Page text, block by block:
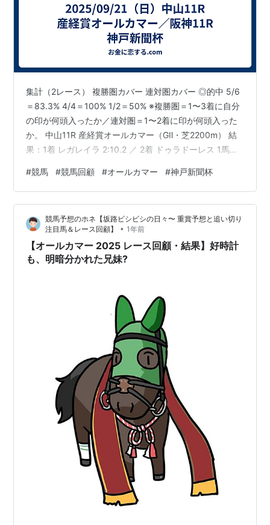
2007年9月
23日
中山 芝
2200
マツリダゴッホ
牡
4
中山 芝
マツリダゴッホ
回
27日
2200
6
弘
第56
2010年9月
26日
中山 芝
2200
シンゲン
牡
7
藤田伸
二
第57
2011年9月
中山 芝
アーネストリー
牡
佐藤哲
集計（2レース） 複勝圏カバー 連対圏カバー ◎的中 5/6
＝83.3% 4/4＝100% 1/2＝50% ※複勝圏＝1〜3着に自分
の印が何頭入ったか／連対圏＝1〜2着に印が何頭入った
か。 中山11R 産経賞オールカマー（GⅡ・芝2200m） 結
果：1着 レガレイラ 2:10.2 ／ 2着 ドゥラドーレス 1馬身
（netkeiba） 払戻（主な） 単勝 4：330円／馬連 4-9：
680円／3連複 4-7-9：1,970円／3連単 4-9-7：7,740円
あなたの印と結果照合 ◎ コスモキュランダ … 8着 ◯ レ
ガレイラ … 1着 ▲ ド…
#競馬 #競馬回顧 #オールカマー #神戸新聞杯
競馬予想のホネ【坂路ビシビシの日々〜 重賞予想と追い切り
注目馬＆レース回顧】
• 1年前
【オールカマー 2025 レース回顧・結果】好時計
も、明暗分かれた兄妹?